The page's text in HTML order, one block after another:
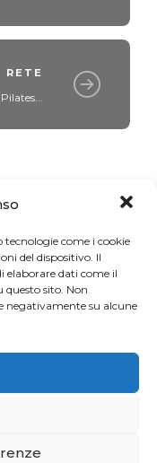
come i cookie
del dispositivo. Il
elaborare dati come il
sito. Non
negativamente su alcune
RETE
del Pilates
dal dolore